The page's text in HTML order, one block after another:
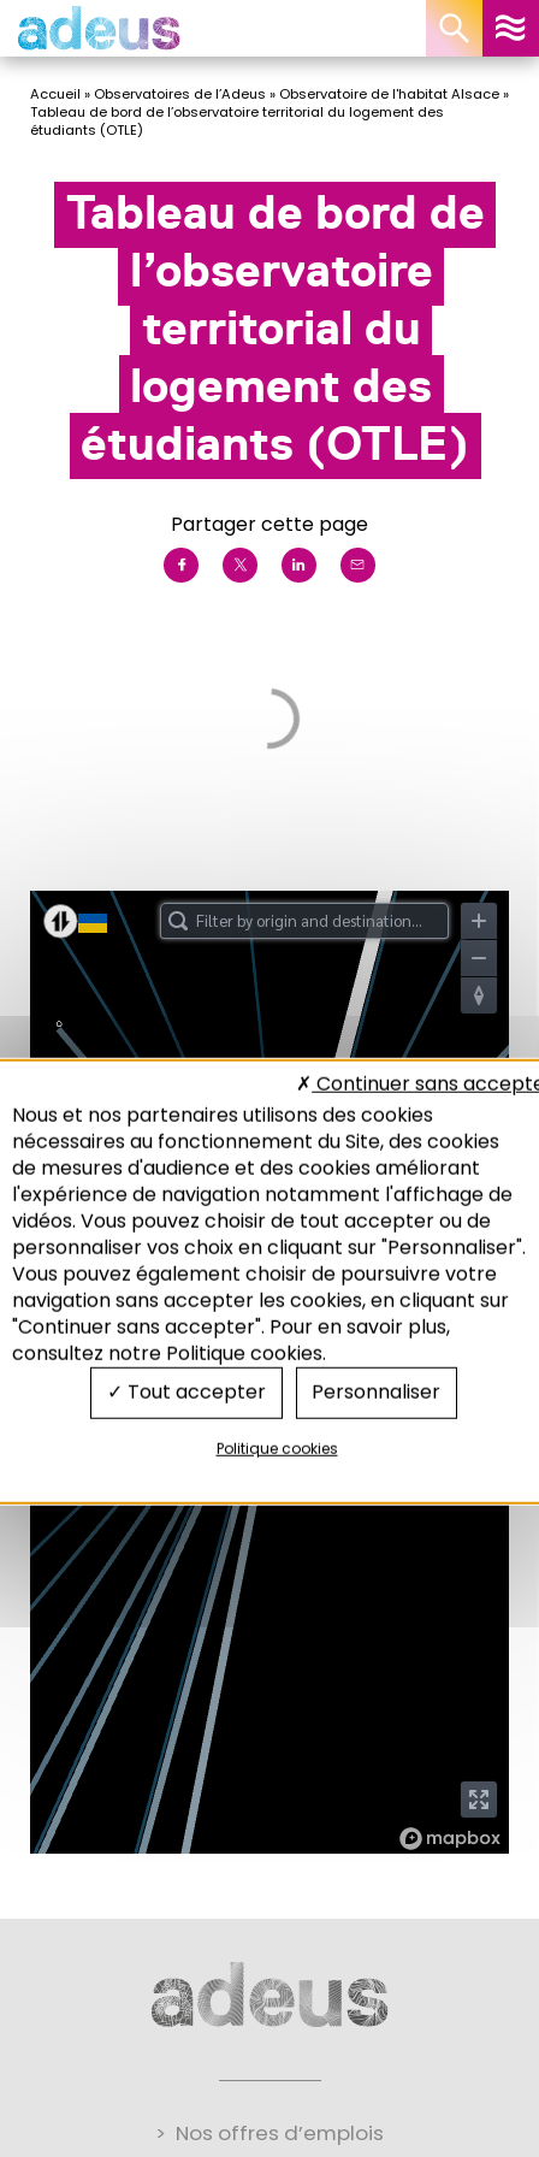
Recherche
Accueil » Observatoires de l’Adeus » Observatoire de l'habitat Alsace»
Tableau de bord de l’observatoire territorial du logement des
étudiants (OTLE)
Tableau de bord de
l’observatoire
territorial du
logement des
étudiants (OTLE)
Partager cette page
Nos offres d’emplois
Panneau de gestion des cookies
Nous et nos partenaires utilisons des cookies
nécessaires au fonctionnement du Site, des cookies
de mesures d'audience et des cookies améliorant
l'expérience de navigation notamment l'affichage de
vidéos. Vous pouvez choisir de tout accepter ou de
personnaliser vos choix en cliquant sur "Personnaliser".
Vous pouvez également choisir de poursuivre votre
navigation sans accepter les cookies, en cliquant sur
"Continuer sans accepter". Pour en savoir plus,
consultez notre Politique cookies.
Tout accepter
Continuer sans
Personnaliser
Politique cookies